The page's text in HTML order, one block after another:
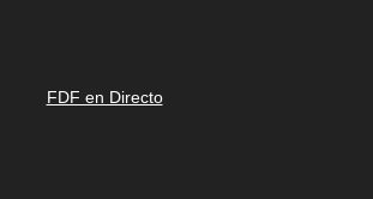
FDF en Directo